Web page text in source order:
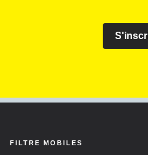
FILTRE MOBILES